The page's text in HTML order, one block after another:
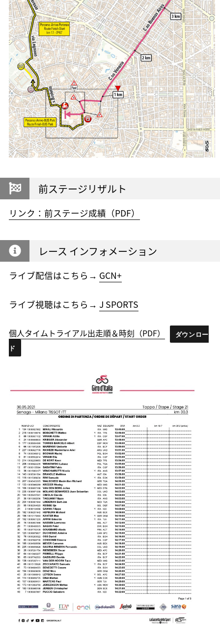
前ステージリザルト
リンク：前ステージ成績（PDF）
レース インフォメーション
ライブ配信はこちら→ GCN+
ライブ視聴はこちら→ J SPORTS
個人タイムトライアル出走順＆時刻（PDF）
ダウンロー
ド